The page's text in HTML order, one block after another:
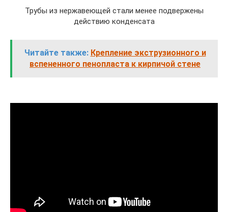
Трубы из нержавеющей стали менее подвержены
действию конденсата
Читайте также: Крепление экструзионного и
вспененного пенопласта к кирпичой стене